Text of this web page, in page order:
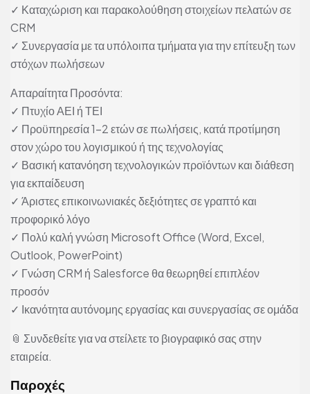
✓ Καταχώριση και παρακολούθηση στοιχείων πελατών σε
CRM
✓ Συνεργασία με τα υπόλοιπα τμήματα για την επίτευξη των
στόχων πωλήσεων
Απαραίτητα Προσόντα:
✓ Πτυχίο ΑΕΙ ή ΤΕΙ
✓ Προϋπηρεσία 1-2 ετών σε πωλήσεις, κατά προτίμηση
στον χώρο του λογισμικού ή της τεχνολογίας
✓ Βασική κατανόηση τεχνολογικών προϊόντων και διάθεση
για εκπαίδευση
✓ Άριστες επικοινωνιακές δεξιότητες σε γραπτό και
προφορικό λόγο
✓ Πολύ καλή γνώση Microsoft Office (Word, Excel,
Outlook, PowerPoint)
✓ Γνώση CRM ή Salesforce θα θεωρηθεί επιπλέον
προσόν
✓ Ικανότητα αυτόνομης εργασίας και συνεργασίας σε ομάδα
📎 Συνδεθείτε για να στείλετε το βιογραφικό σας στην
εταιρεία.
Παροχές